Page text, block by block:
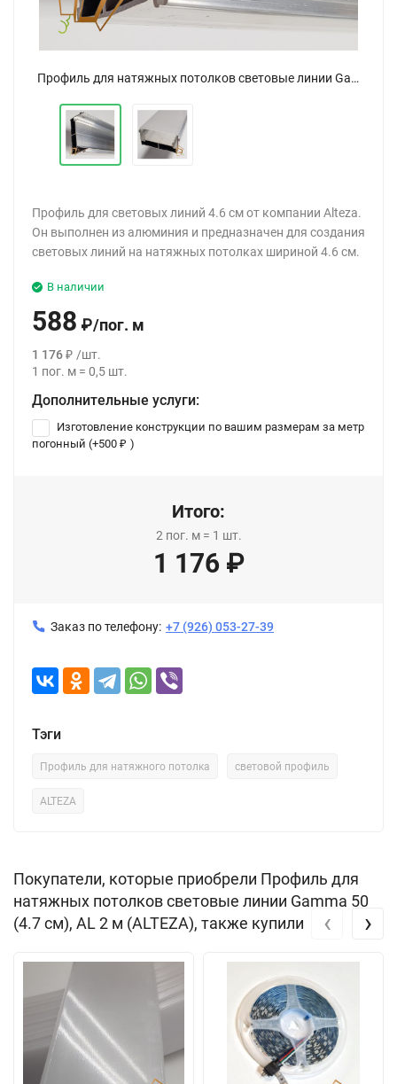
Профиль для натяжных потолков световые линии Gamma 50 (4.7 см), AL 2 м (ALTEZA)
Профиль для световых линий 4.6 см от компании Alteza.
Он выполнен из алюминия и предназначен для создания
световых линий на натяжных потолках шириной 4.6 см.
В наличии
588 ₽/пог. м
1 176₽ /шт.
1 пог. м = 0,5 шт.
Дополнительные услуги:
Изготовление конструкции по вашим размерам за метр
погонный (+500 ₽ )
Итого:
2 пог. м= 1 шт.
1 176 ₽
Заказ по телефону: +7 (926) 053-27-39
Тэги
Профиль для натяжного потолка световой профиль
ALTEZA
Покупатели, которые приобрели Профиль для
натяжных потолков световые линии Gamma 50
(4.7 см), AL 2 м (ALTEZA), также купили
‹ ›